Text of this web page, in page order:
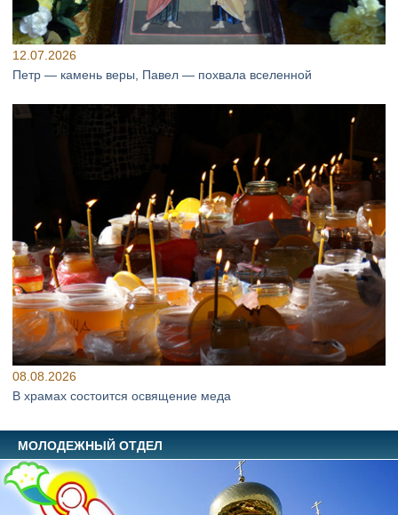
12.07.2026
Петр — камень веры, Павел — похвала вселенной
08.08.2026
В храмах состоится освящение меда
МОЛОДЕЖНЫЙ ОТДЕЛ